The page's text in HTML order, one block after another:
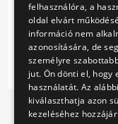
Busz
felhasználóra, a
oldal elvárt
információ nem
azonosítására, de
személyre
jut. Ön dönti el, hogy
használatát. Az
kiválaszthatja azon
kezeléséhez